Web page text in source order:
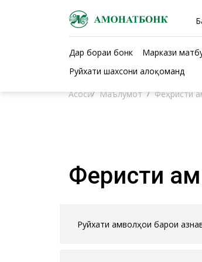
Дар бораи бонк Маркази
Руйхати шахсони алоқоманд
Асосӣ Маълумот Феҳристи
Феҳристи
Руйхати амволҳои барои